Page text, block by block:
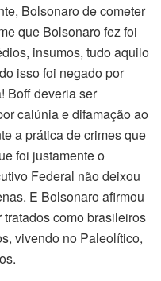
Bolsonaro de cometer
que Bolsonaro fez foi
insumos, tudo aquilo
isso foi negado por
Boff deveria ser
calúnia e difamação ao
a prática de crimes que
foi justamente o
Federal não deixou
E Bolsonaro afirmou
como brasileiros
vivendo no Paleolítico,